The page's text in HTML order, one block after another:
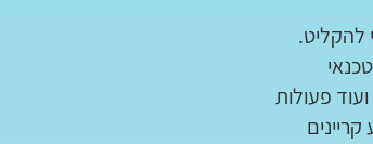
להקליט.
פעולות